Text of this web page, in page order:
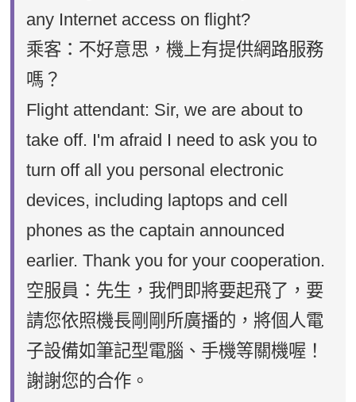
any Internet access on flight?
乘客：不好意思，機上有提供網路服務
嗎？
Flight attendant: Sir, we are about to
take off. I'm afraid I need to ask you to
turn off all you personal electronic
devices, including laptops and cell
phones as the captain announced
earlier. Thank you for your cooperation.
空服員：先生，我們即將要起飛了，要
請您依照機長剛剛所廣播的，將個人電
子設備如筆記型電腦、手機等關機喔！
謝謝您的合作。